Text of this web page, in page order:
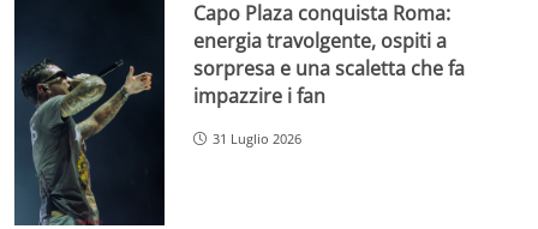
Capo Plaza conquista Roma:
energia travolgente, ospiti a
sorpresa e una scaletta che fa
impazzire i fan
31 Luglio 2026